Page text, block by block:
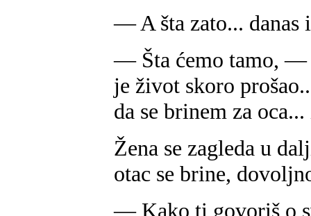
— A šta zato... danas
— Šta ćemo tamo, —
je život skoro
da se brinem za
Žena se zagleda u
otac se brine,
— Kako ti govoriš o